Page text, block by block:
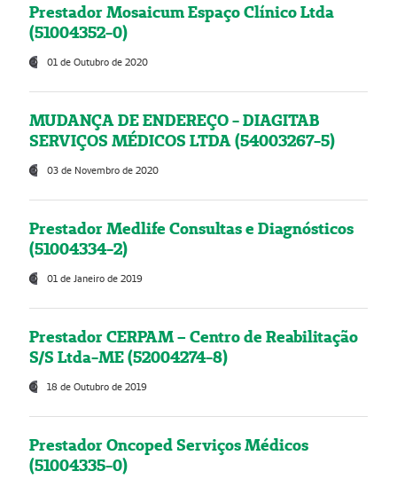
Prestador Mosaicum Espaço Clínico Ltda
(51004352-0)
01 de Outubro de 2020
MUDANÇA DE ENDEREÇO - DIAGITAB
SERVIÇOS MÉDICOS LTDA (54003267-5)
03 de Novembro de 2020
Prestador Medlife Consultas e Diagnósticos
(51004334-2)
01 de Janeiro de 2019
Prestador CERPAM – Centro de Reabilitação
S/S Ltda-ME (52004274-8)
18 de Outubro de 2019
Prestador Oncoped Serviços Médicos
(51004335-0)